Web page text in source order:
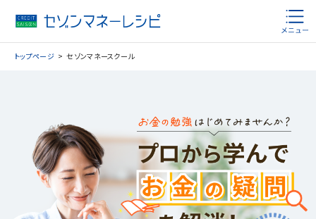
トップページ セゾンマネースクール